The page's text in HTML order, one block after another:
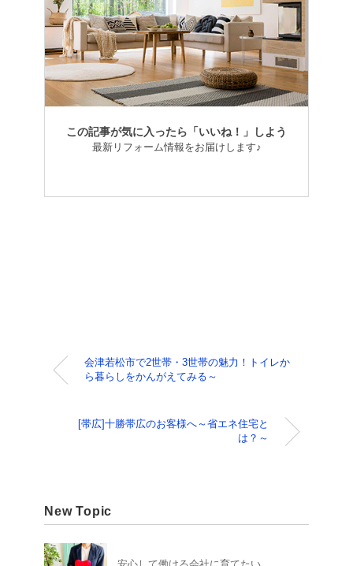
この記事が気に入ったら「いいね！」しよう
最新リフォーム情報をお届けします♪
会津若松市で2世帯・3世帯の魅力！トイレか
ら暮らしをかんがえてみる～
[帯広]十勝帯広のお客様へ～省エネ住宅と
は？～
New Topic